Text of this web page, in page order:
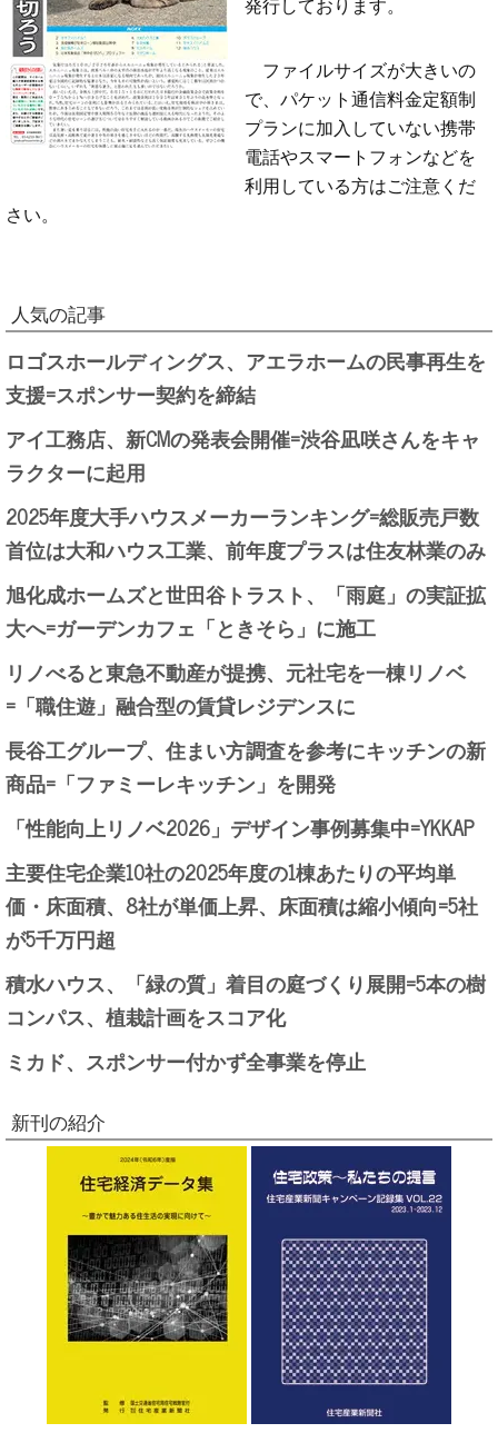
ファイルサイズが大きいの
で、パケット通信料金定額制
プランに加入していない携帯
電話やスマートフォンなどを
利用している方はご注意くだ
さい。
人気の記事
ロゴスホールディングス、アエラホームの民事再生を
支援=スポンサー契約を締結
アイ工務店、新CMの発表会開催=渋谷凪咲さんをキャ
ラクターに起用
2025年度大手ハウスメーカーランキング=総販売戸数
首位は大和ハウス工業、前年度プラスは住友林業のみ
旭化成ホームズと世田谷トラスト、「雨庭」の実証拡
大へ=ガーデンカフェ「ときそら」に施工
リノべると東急不動産が提携、元社宅を一棟リノベ
=「職住遊」融合型の賃貸レジデンスに
長谷工グループ、住まい方調査を参考にキッチンの新
商品=「ファミーレキッチン」を開発
「性能向上リノベ2026」デザイン事例募集中=YKKAP
主要住宅企業10社の2025年度の1棟あたりの平均単
価・床面積、8社が単価上昇、床面積は縮小傾向=5社
が5千万円超
積水ハウス、「緑の質」着目の庭づくり展開=5本の樹
コンパス、植栽計画をスコア化
ミカド、スポンサー付かず全事業を停止
新刊の紹介